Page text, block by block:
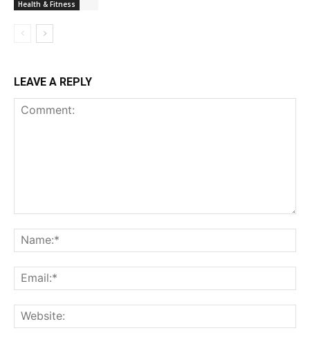
Health & Fitness
LEAVE A REPLY